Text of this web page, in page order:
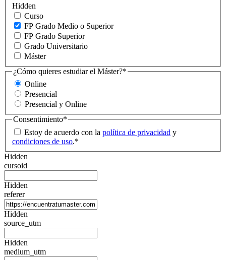
Hidden
Curso
FP Grado Medio o Superior
FP Grado Superior
Grado Universitario
Máster
¿Cómo quieres estudiar el Máster?*
Online
Presencial
Presencial y Online
Consentimiento*
Estoy de acuerdo con la política de privacidad y
condiciones de uso.*
Hidden
cursoid
Hidden
referer
Hidden
source_utm
Hidden
medium_utm